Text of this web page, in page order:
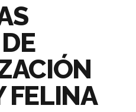
FELINA